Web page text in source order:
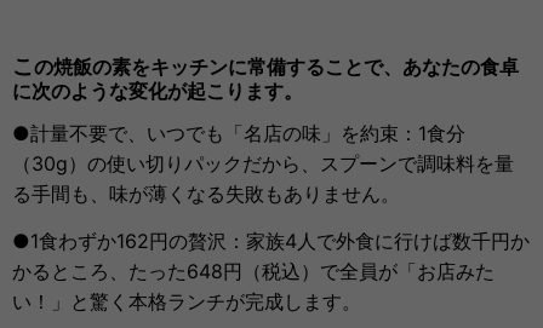
こ の焼飯の素をキッチンに常備することで、あなたの食卓
に次のような変化が起こります。
●計量不要で、いつでも「名店の味」を約束：1食分
（30g）の使い切りパックだから、スプーンで調味料を量
る手間も、味が薄くなる失敗もありません。
●1食わずか162円の贅沢：家族4人で外食に行けば数千円か
かるところ、たった648円（税込）で全員が「お店みた
い！」と驚く本格ランチが完成します。